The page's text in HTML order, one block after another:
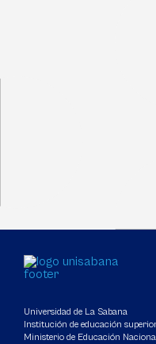
Universidad de La Sabana
Institución de educación
Ministerio de Educación